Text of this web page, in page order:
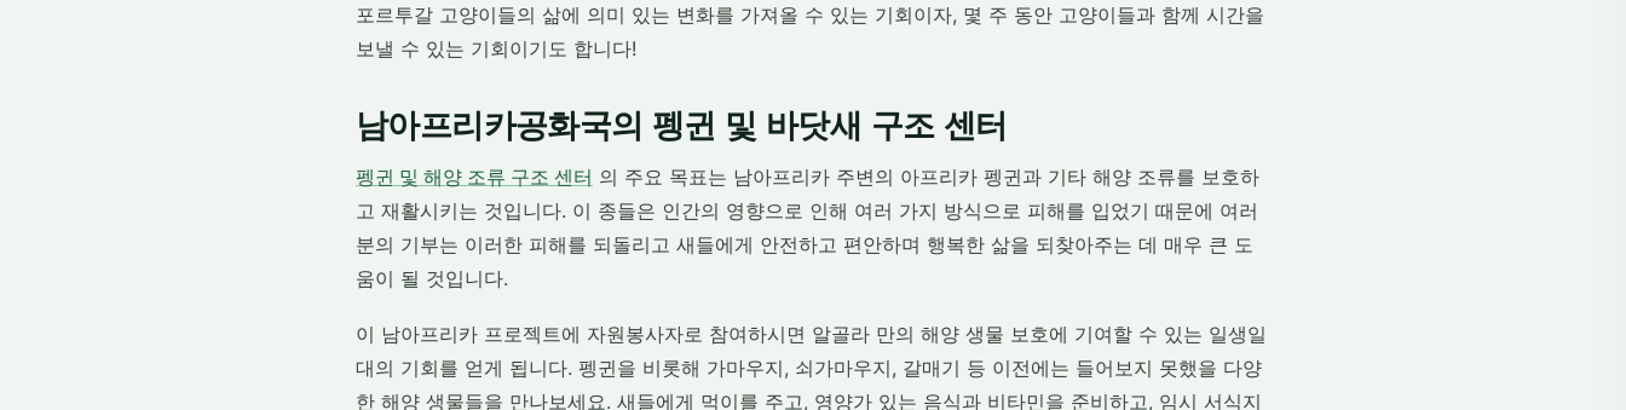
포르투갈 고양이들의 삶에 의미 있는 변화를 가져올 수 있는 기회이자, 몇 주 동안 고양이들과 함께 시간을
보낼 수 있는 기회이기도 합니다!
남아프리카공화국의 펭귄 및 바닷새 구조 센터
펭귄 및 해양 조류 구조 센터 의 주요 목표는 남아프리카 주변의 아프리카 펭귄과 기타 해양 조류를 보호하
고 재활시키는 것입니다. 이 종들은 인간의 영향으로 인해 여러 가지 방식으로 피해를 입었기 때문에 여러
분의 기부는 이러한 피해를 되돌리고 새들에게 안전하고 편안하며 행복한 삶을 되찾아주는 데 매우 큰 도
움이 될 것입니다.
이 남아프리카 프로젝트에 자원봉사자로 참여하시면 알골라 만의 해양 생물 보호에 기여할 수 있는 일생일
대의 기회를 얻게 됩니다. 펭귄을 비롯해 가마우지, 쇠가마우지, 갈매기 등 이전에는 들어보지 못했을 다양
한 해양 생물들을 만나보세요. 새들에게 먹이를 주고, 영양가 있는 음식과 비타민을 준비하고, 임시 서식지